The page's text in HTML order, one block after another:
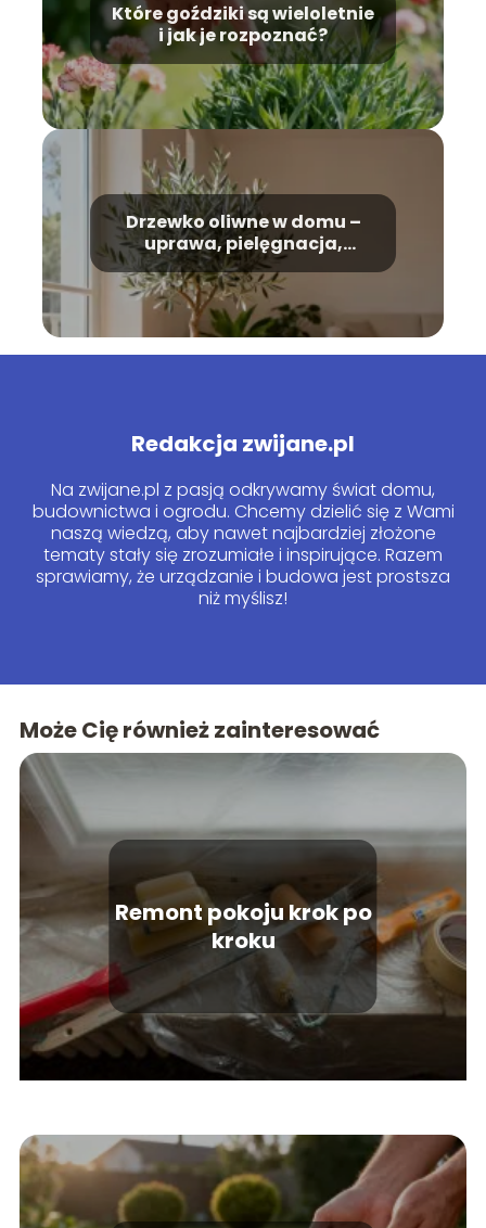
Które goździki są wieloletnie
i jak je rozpoznać?
Drzewko oliwne w domu –
uprawa, pielęgnacja,
podlewanie
Redakcja zwijane.pl
Na zwijane.pl z pasją odkrywamy świat domu,
budownictwa i ogrodu. Chcemy dzielić się z Wami
naszą wiedzą, aby nawet najbardziej złożone
tematy stały się zrozumiałe i inspirujące. Razem
sprawiamy, że urządzanie i budowa jest prostsza
niż myślisz!
Może Cię również zainteresować
Remont pokoju krok po
kroku